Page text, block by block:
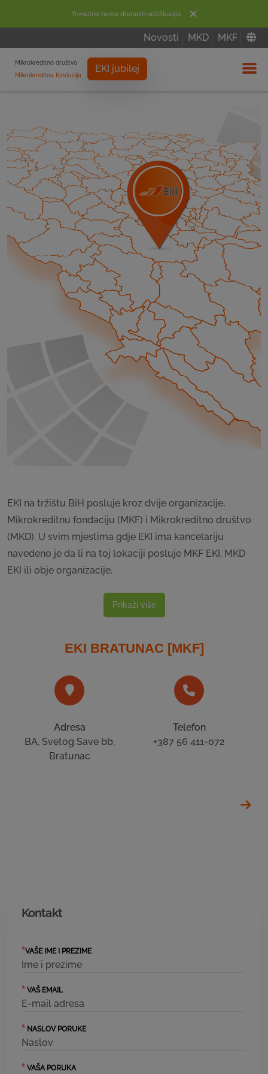
Trenutno nema dodanih notifikacija
Novosti MKD MKF
Mikrokreditno društvo
Mikrokreditna fondacija
EKI jubilej
EKI na tržištu BiH posluje kroz dvije organizacije,
Mikrokreditnu fondaciju (MKF) i Mikrokreditno društvo
(MKD). U svim mjestima gdje EKI ima kancelariju
navedeno je da li na toj lokaciji posluje MKF EKI, MKD
EKI ili obje organizacije.
Prikaži više
EKI BRATUNAC [MKF]
Adresa
BA, Svetog Save bb,
Bratunac
Telefon
+387 56 411-072
Kontakt
*VAŠE IME I PREZIME
* VAŠ EMAIL
* NASLOV PORUKE
* VAŠA PORUKA